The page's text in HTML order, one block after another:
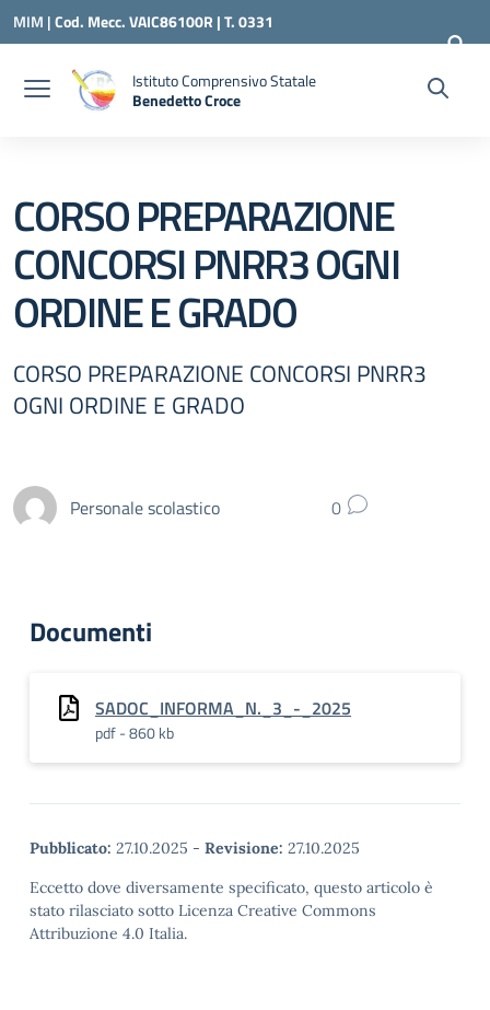
Vai ai contenuti
Vai al menu di navigazione
Vai al footer
MIM |Cod. Mecc. VAIC86100R | T. 0331
240260 | VAIC86100R@ISTRUZIONE.IT
Istituto Comprensivo Statale
Benedetto Croce
CORSO PREPARAZIONE
CONCORSI PNRR3 OGNI
ORDINE E GRADO
CORSO PREPARAZIONE CONCORSI PNRR3
OGNI ORDINE E GRADO
Personale scolastico 0
Documenti
SADOC_INFORMA_N._3_-_2025
pdf - 860 kb
Pubblicato: 27.10.2025 - Revisione: 27.10.2025
Eccetto dove diversamente specificato, questo articolo è
stato rilasciato sotto Licenza Creative Commons
Attribuzione 4.0 Italia.